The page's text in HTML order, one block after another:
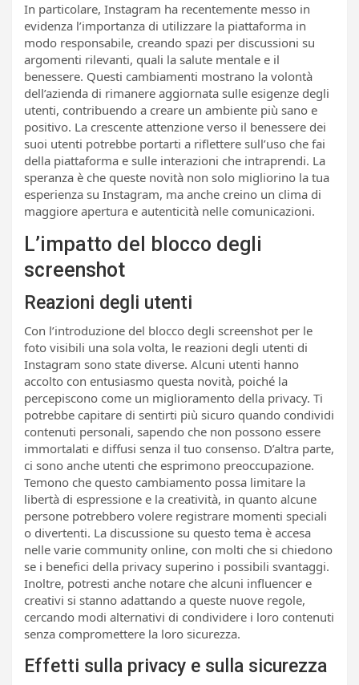
In particolare, Instagram ha recentemente messo in
evidenza l’importanza di utilizzare la piattaforma in
modo responsabile, creando spazi per discussioni su
argomenti rilevanti, quali la salute mentale e il
benessere. Questi cambiamenti mostrano la volontà
dell’azienda di rimanere aggiornata sulle esigenze degli
utenti, contribuendo a creare un ambiente più sano e
positivo. La crescente attenzione verso il benessere dei
suoi utenti potrebbe portarti a riflettere sull’uso che fai
della piattaforma e sulle interazioni che intraprendi. La
speranza è che queste novità non solo migliorino la tua
esperienza su Instagram, ma anche creino un clima di
maggiore apertura e autenticità nelle comunicazioni.
L’impatto del blocco degli
screenshot
Reazioni degli utenti
Con l’introduzione del blocco degli screenshot per le
foto visibili una sola volta, le reazioni degli utenti di
Instagram sono state diverse. Alcuni utenti hanno
accolto con entusiasmo questa novità, poiché la
percepiscono come un miglioramento della privacy. Ti
potrebbe capitare di sentirti più sicuro quando condividi
contenuti personali, sapendo che non possono essere
immortalati e diffusi senza il tuo consenso. D’altra parte,
ci sono anche utenti che esprimono preoccupazione.
Temono che questo cambiamento possa limitare la
libertà di espressione e la creatività, in quanto alcune
persone potrebbero volere registrare momenti speciali
o divertenti. La discussione su questo tema è accesa
nelle varie community online, con molti che si chiedono
se i benefici della privacy superino i possibili svantaggi.
Inoltre, potresti anche notare che alcuni influencer e
creativi si stanno adattando a queste nuove regole,
cercando modi alternativi di condividere i loro contenuti
senza compromettere la loro sicurezza.
Effetti sulla privacy e sulla sicurezza